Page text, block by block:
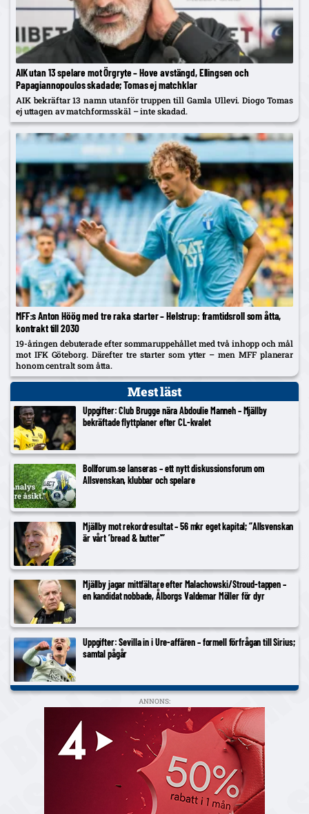
AIK utan 13 spelare mot Örgryte – Hove avstängd, Ellingsen och
Papagiannopoulos skadade; Tomas ej matchklar
AIK bekräftar 13 namn utanför truppen till Gamla Ullevi. Diogo Tomas
ej uttagen av matchformsskäl – inte skadad.
MFF:s Anton Höög med tre raka starter – Helstrup: framtidsroll som åtta,
kontrakt till 2030
19-åringen debuterade efter sommaruppehållet med två inhopp och mål
mot IFK Göteborg. Därefter tre starter som ytter – men MFF planerar
honom centralt som åtta.
Mest läst
Uppgifter: Club Brugge nära Abdoulie Manneh – Mjällby
bekräftade flyttplaner efter CL-kvalet
Bollforum.se lanseras – ett nytt diskussionsforum om
Allsvenskan, klubbar och spelare
Mjällby mot rekordresultat – 56 mkr eget kapital; ”Allsvenskan
är vårt ’bread & butter'”
Mjällby jagar mittfältare efter Malachowski/Stroud-tappen –
en kandidat nobbade, Ålborgs Valdemar Möller för dyr
Uppgifter: Sevilla in i Ure-affären – formell förfrågan till Sirius;
samtal pågår
ANNONS: